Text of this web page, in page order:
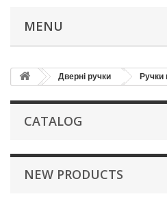
MENU
Дверні ручки Ручки
CATALOG
NEW PRODUCTS